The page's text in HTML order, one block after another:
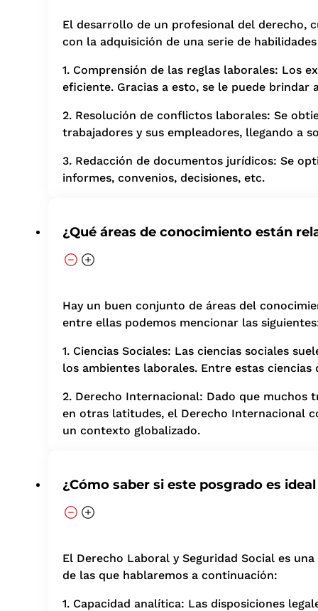
El desarrollo de un profesional del derecho,
con la adquisición de una serie de
1. Comprensión de las reglas laborales: Los
eficiente. Gracias a esto, se le puede brindar
2. Resolución de conflictos laborales: Se
trabajadores y sus empleadores, llegando a
3. Redacción de documentos jurídicos: Se
informes, convenios, decisiones, etc.
¿Qué áreas de conocimiento están
Hay un buen conjunto de áreas del
entre ellas podemos mencionar las
1. Ciencias Sociales: Las ciencias sociales
los ambientes laborales. Entre estas
2. Derecho Internacional: Dado que muchos
en otras latitudes, el Derecho Internacional
un contexto globalizado.
¿Cómo saber si este posgrado es
El Derecho Laboral y Seguridad Social es
de las que hablaremos a continuación:
1. Capacidad analítica: Las disposiciones